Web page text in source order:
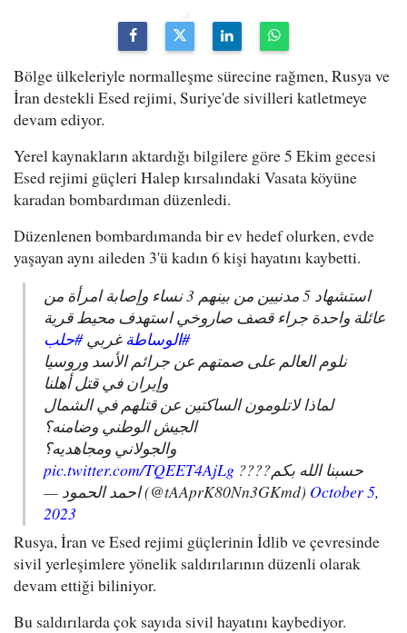
Bölge ülkeleriyle normalleşme sürecine rağmen, Rusya ve
İran destekli Esed rejimi, Suriye'de sivilleri katletmeye
devam ediyor.
Yerel kaynakların aktardığı bilgilere göre 5 Ekim gecesi
Esed rejimi güçleri Halep kırsalındaki Vasata köyüne
karadan bombardıman düzenledi.
Düzenlenen bombardımanda bir ev hedef olurken, evde
yaşayan aynı aileden 3'ü kadın 6 kişi hayatını kaybetti.
استشهاد 5 مدنيين من بينهم 3 نساء وإصابة امرأة من
عائلة واحدة جراء قصف صاروخي استهدف محيط قرية
#الوساطةغربي#حلب
نلوم العالم على صمتهم عن جرائم الأسد وروسيا
وإيران في قتل أهلنا
لماذا لاتلومون الساكتين عن قتلهم في الشمال
الجيش الوطني وضامنه؟
والجولاني ومجاهديه؟
حسبنا الله بكم???? pic.twitter.com/TQEET4AjLg
— احمد الحمود (@tAAprK80Nn3GKmd) October 5,
2023
Rusya, İran ve Esed rejimi güçlerinin İdlib ve çevresinde
sivil yerleşimlere yönelik saldırılarının düzenli olarak
devam ettiği biliniyor.
Bu saldırılarda çok sayıda sivil hayatını kaybediyor.